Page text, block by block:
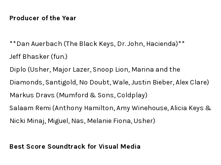
Producer of the Year
**Dan Auerbach (The Black Keys, Dr. John, Hacienda)**
Jeff Bhasker (fun.)
Diplo (Usher, Major Lazer, Snoop Lion, Marina and the
Diamonds, Santigold, No Doubt, Wale, Justin Bieber, Alex Clare)
Markus Dravs (Mumford & Sons, Coldplay)
Salaam Remi (Anthony Hamilton, Amy Winehouse, Alicia Keys &
Nicki Minaj, Miguel, Nas, Melanie Fiona, Usher)
Best Score Soundtrack for Visual Media